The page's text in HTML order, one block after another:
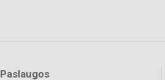
Paslaugos